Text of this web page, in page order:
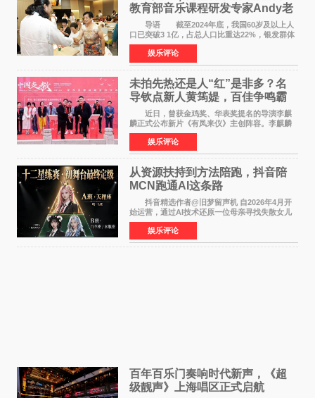
教育部音乐课程研发专家Andy老
师重磅入驻领航银龄琴声
导语 截至2024年底，我国60岁及以上人
口已突破3 1亿，占总人口比重达22%，银发群体
的精神文化需求日益凸显。2024年1月，国务院办
公厅印发《关于发展银发经济增进老年人福祉的
意见》——这是
娱乐评论
未拍先热还是人“红”是非多？名
导钦点新人黄筠媞，百佳争鸣霸
气回应
近日，曾获金鸡奖、华表奖提名的导演李麒
麟正式公布新片《有凤来仪》主创阵容。李麒麟
早年凭电影《华容道》获得金鸡奖、华表奖提
名，此后长期参与国内外电影制作，其担任制片
人参与的作品亦曾
娱乐评论
从资源扶持到方法陪跑，抖音陪
MCN跑通AI这条路
抖音精选作者@旧梦留声机 自2026年4月开
始运营，通过AI技术还原一位母亲寻找失散女儿
的故事，凭借强情感表达获得大量用户关注，发
布仅21小时便获得超1亿曝光、超1000万互动。
此后，账号持续沿
娱乐评论
百年百乐门奏响时代新声，《超
级靓声》上海唱区正式启航